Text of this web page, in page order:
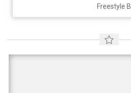
Freestyle B